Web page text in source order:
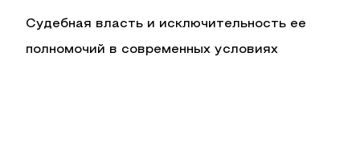
Судебная власть и исключительность ее
полномочий в современных условиях